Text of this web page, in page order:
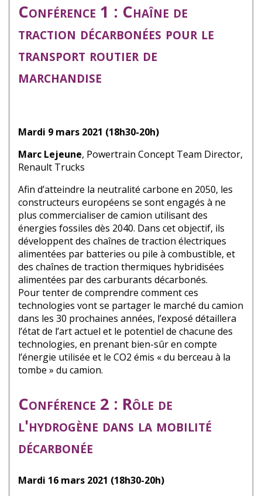
Conférence 1 : Chaîne de
traction décarbonées pour le
transport routier de
marchandise
Mardi 9 mars 2021 (18h30-20h)
Marc Lejeune, Powertrain Concept Team Director,
Renault Trucks
Afin d’atteindre la neutralité carbone en 2050, les
constructeurs européens se sont engagés à ne
plus commercialiser de camion utilisant des
énergies fossiles dès 2040. Dans cet objectif, ils
développent des chaînes de traction électriques
alimentées par batteries ou pile à combustible, et
des chaînes de traction thermiques hybridisées
alimentées par des carburants décarbonés.
Pour tenter de comprendre comment ces
technologies vont se partager le marché du camion
dans les 30 prochaines années, l’exposé détaillera
l’état de l’art actuel et le potentiel de chacune des
technologies, en prenant bien-sûr en compte
l’énergie utilisée et le CO2 émis « du berceau à la
tombe » du camion.
Conférence 2 : Rôle de
l'hydrogène dans la mobilité
décarbonée
Mardi 16 mars 2021 (18h30-20h)